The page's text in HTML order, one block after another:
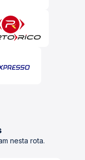
nesta rota.